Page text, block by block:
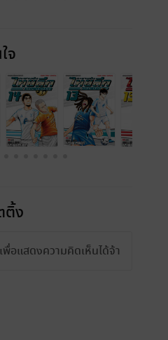
จ
ติ้ง
เพื่อแสดงความคิดเห็นได้จ้า